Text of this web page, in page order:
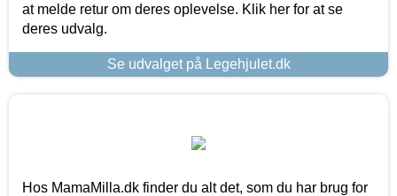
at melde retur om deres oplevelse. Klik her for at se
deres udvalg.
Se udvalget på Legehjulet.dk
Hos MamaMilla.dk finder du alt det, som du har brug for